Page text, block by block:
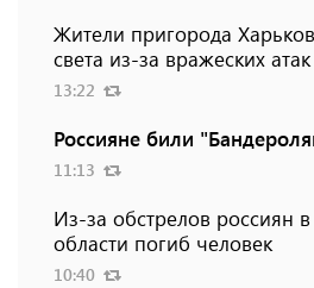
Жители пригорода
света из-за вражеских атак
13:22
Россияне били
11:13
Из-за обстрелов россиян
области погиб человек
10:40